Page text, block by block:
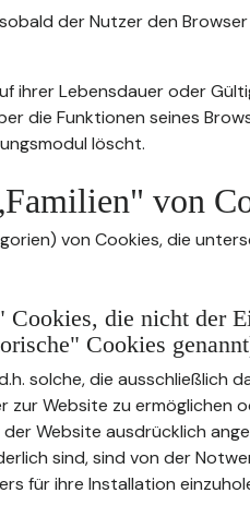
der Nutzer den
ihrer Lebensdauer oder
die Funktionen seines
löscht.
von
von Cookies, die
Cookies, die nicht der
Cookies
solche, die ausschließlich
zur Website zu ermöglichen
Website ausdrücklich
sind, sind von der
für ihre Installation